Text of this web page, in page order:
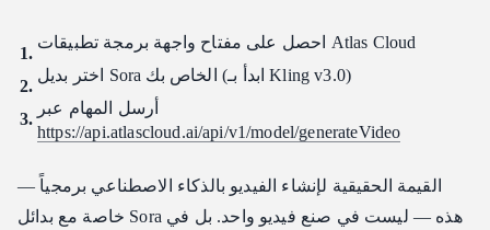
احصل على مفتاح واجهة برمجة تطبيقات Atlas Cloud
اختر بديل Sora الخاص بك (ابدأ بـ Kling v3.0)
أرسل المهام عبر
https://api.atlascloud.ai/api/v1/model/generateVideo
القيمة الحقيقية لإنشاء الفيديو بالذكاء الاصطناعي برمجياً —
خاصة مع بدائل Sora هذه — ليست في صنع فيديو واحد. بل في